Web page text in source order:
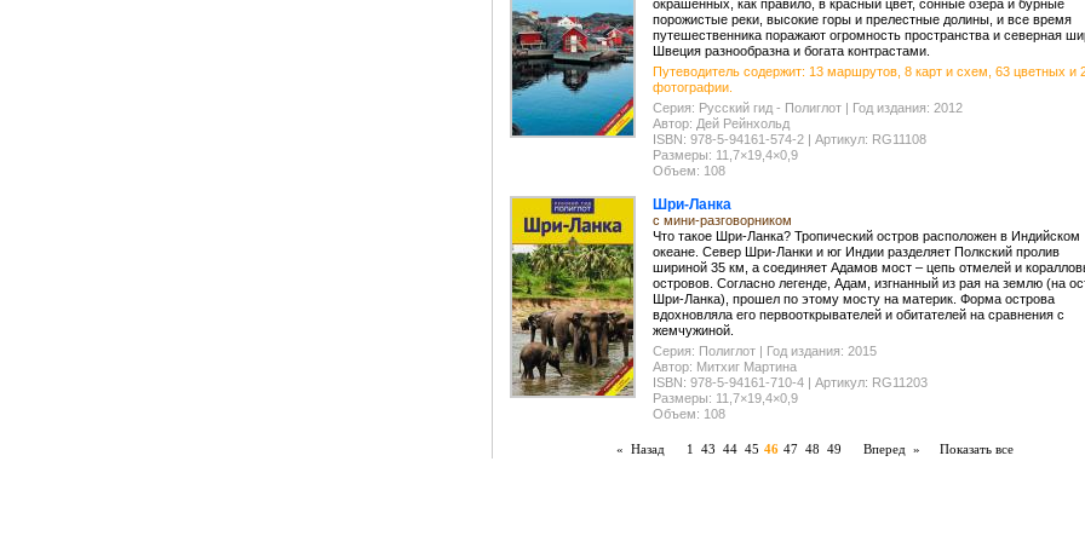
окрашенных, как правило, в красный цвет, сонные озера и бурные
порожистые реки, высокие горы и прелестные долины, и все время
путешественника поражают огромность пространства и северная
Швеция разнообразна и богата контрастами.
Путеводитель содержит: 13 маршрутов, 8 карт и схем, 63 цветных и
фотографии.
Серия: Русский гид - Полиглот | Год издания: 2012
Автор: Дей Рейнхольд
ISBN: 978-5-94161-574-2 | Артикул: RG11108
Размеры: 11,7×19,4×0,9
Объем: 108
Шри-Ланка
с мини-разговорником
Что такое Шри-Ланка? Тропический остров расположен в Индийском
океане. Север Шри-Ланки и юг Индии разделяет Полкский пролив
шириной 35 км, а соединяет Адамов мост – цепь отмелей и
островов. Согласно легенде, Адам, изгнанный из рая на землю (на
Шри-Ланка), прошел по этому мосту на материк. Форма острова
вдохновляла его первооткрывателей и обитателей на сравнения с
жемчужиной.
Серия: Полиглот | Год издания: 2015
Автор: Митхиг Мартина
ISBN: 978-5-94161-710-4 | Артикул: RG11203
Размеры: 11,7×19,4×0,9
Объем: 108
« Назад 1 43 44 45 46 47 48 49 Вперед » Показать все